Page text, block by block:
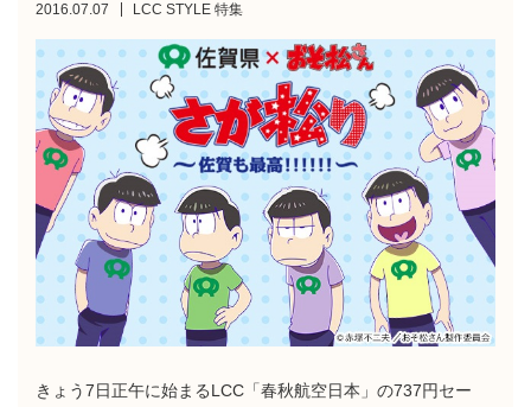
2016.07.07 LCC STYLE 特集
きょう7日正午に始まるLCC「春秋航空日本」の737円セー